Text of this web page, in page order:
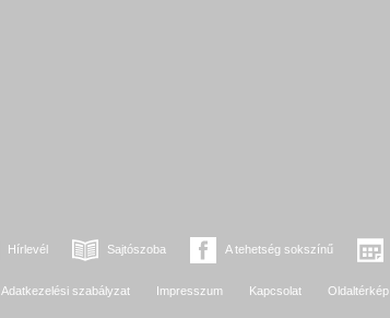
Hírlevél Sajtószoba A tehetség sokszínű
Adatkezelési szabályzat Impresszum Kapcsolat Oldaltérkép